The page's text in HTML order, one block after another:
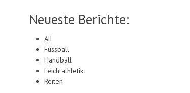
Neueste Berichte:
All
Fussball
Handball
Leichtathletik
Reiten